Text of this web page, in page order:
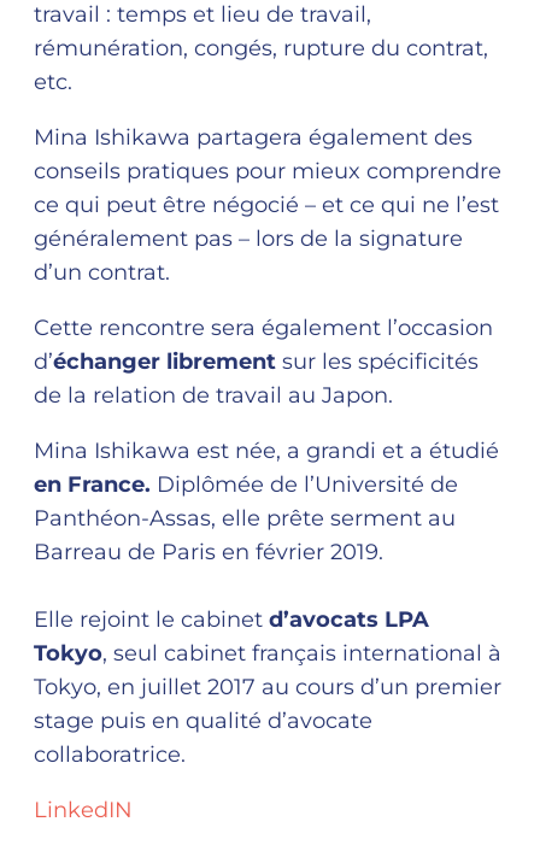
travail : temps et lieu de travail,
rémunération, congés, rupture du contrat,
etc.
Mina Ishikawa partagera également des
conseils pratiques pour mieux comprendre
ce qui peut être négocié – et ce qui ne l’est
généralement pas – lors de la signature
d’un contrat.
Cette rencontre sera également l’occasion
d’échanger librement sur les spécificités
de la relation de travail au Japon.
Mina Ishikawa est née, a grandi et a étudié
en France. Diplômée de l’Université de
Panthéon-Assas, elle prête serment au
Barreau de Paris en février 2019.
Elle rejoint le cabinet d’avocats LPA
Tokyo, seul cabinet français international à
Tokyo, en juillet 2017 au cours d’un premier
stage puis en qualité d’avocate
collaboratrice.
LinkedIN